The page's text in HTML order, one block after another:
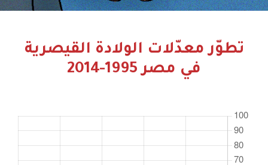
تطوّر معدّلات الولادة القيصرية
في مصر 1995-2014